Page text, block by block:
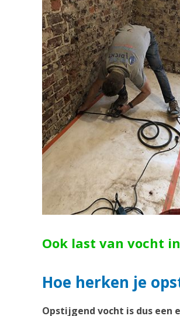
Ook last van vocht
Hoe herken je
Opstijgend vocht is dus een